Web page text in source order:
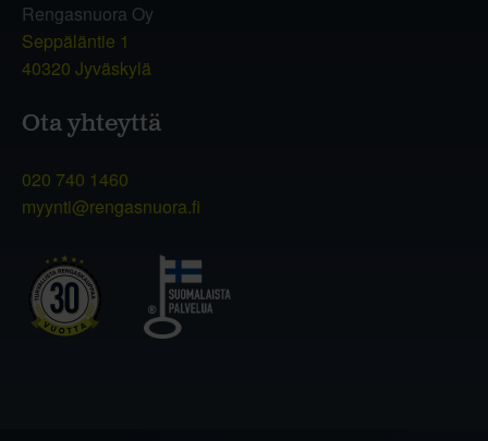
Rengasnuora Oy
Seppäläntie 1
40320 Jyväskylä
Ota yhteyttä
020 740 1460
myynti@rengasnuora.fi